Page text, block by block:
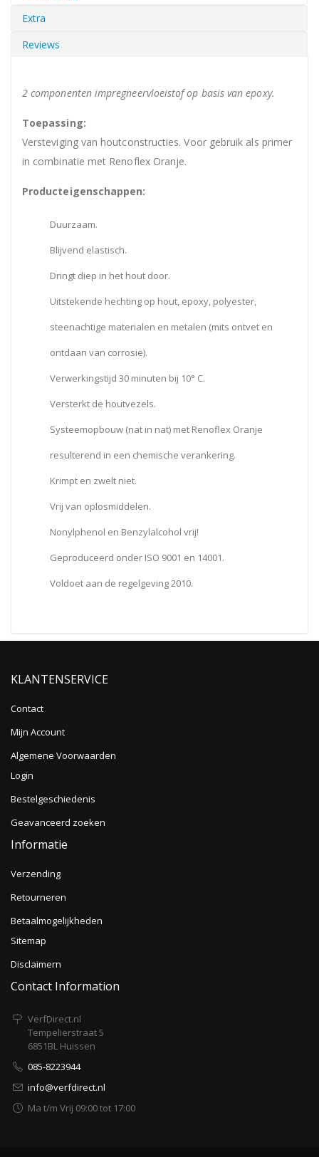
Extra
Reviews
2 componenten impregneervloeistof op basis van epoxy.
Toepassing:
Versteviging van houtconstructies. Voor gebruik als primer
in combinatie met Renoflex Oranje.
Producteigenschappen:
Duurzaam.
Blijvend elastisch.
Dringt diep in het hout door.
Uitstekende hechting op hout, epoxy, polyester,
steenachtige materialen en metalen (mits ontvet en
ontdaan van corrosie).
Verwerkingstijd 30 minuten bij 10° C.
Versterkt de houtvezels.
Systeemopbouw (nat in nat) met Renoflex Oranje
resulterend in een chemische verankering.
Krimpt en zwelt niet.
Vrij van oplosmiddelen.
Nonylphenol en Benzylalcohol vrij!
Geproduceerd onder ISO 9001 en 14001.
Voldoet aan de regelgeving 2010.
KLANTENSERVICE
Contact
Mijn Account
Algemene Voorwaarden
Login
Bestelgeschiedenis
Geavanceerd zoeken
Informatie
Verzending
Retourneren
Betaalmogelijkheden
Sitemap
Disclaimern
Contact Information
VerfDirect.nl
Tempelierstraat 5
6851BL Huissen
085-8223944
info@verfdirect.nl
Ma t/m Vrij 09:00 tot 17:00